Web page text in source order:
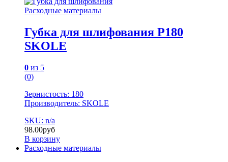
Расходные материалы
Губка для шлифования Р180
SKOLE
0 из 5
(0)
Зернистость: 180
Производитель: SKOLE
SKU: n/a
98.00руб
В корзину
Расходные материалы